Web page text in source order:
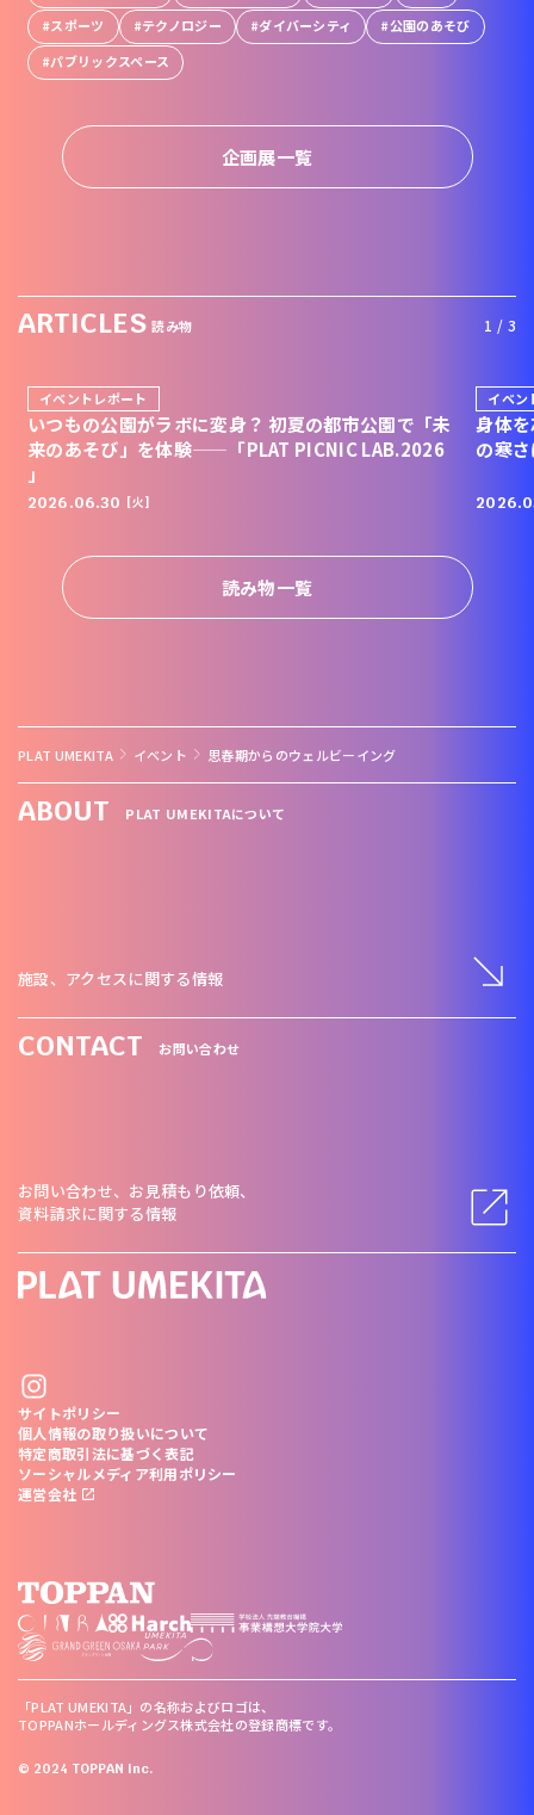
スポーツ
テクノロジー ダイバーシティ
公園のあそび
パブリックスペース
企画展一覧
ARTICLES 読み物 1 / 3
イベントレポート
いつもの公園がラボに変身？ 初夏の都市公園で「未
来のあそび」を体験——「PLAT PICNIC LAB.2026
」
2026.06.30 [火]
イベン
身体
の寒
読み物一覧
PLAT UMEKITA イベント 思春期からのウェルビーイング
ABOUT PLAT UMEKITAについて
施設、アクセスに関する情報
CONTACT お問い合わせ
お問い合わせ、お見積もり依頼、
資料請求に関する情報
サイトポリシー
個人情報の取り扱いについて
特定商取引法に基づく表記
ソーシャルメディア利用ポリシー
運営会社
「PLAT UMEKITA」の名称およびロゴは、
TOPPANホールディングス株式会社の登録商標です。
© 2024 TOPPAN Inc.